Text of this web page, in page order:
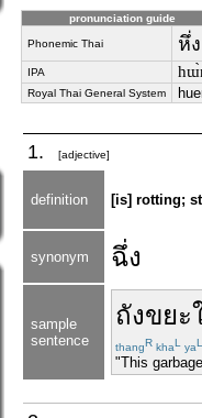
pronunciation guide
Phonemic Thai หึ่ง
IPA
Royal Thai General System
1. [adjective]
definition [is] rotting;
synonym ฉึ่ง
sample
sentence
ถังขยะ
thangR khaL yaL
"This